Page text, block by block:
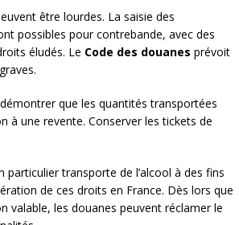
être lourdes. La saisie des
possibles pour contrebande, avec des
éludés. Le Code des douanes prévoit
que les quantités transportées
à une revente. Conserver les tickets de
particulier transporte de l’alcool à des fins
de ces droits en France. Dès lors que
valable, les douanes peuvent réclamer le